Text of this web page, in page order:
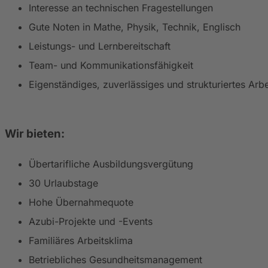
Interesse an technischen Fragestellungen
Gute Noten in Mathe, Physik, Technik, Englisch
Leistungs- und Lernbereitschaft
Team- und Kommunikationsfähigkeit
Eigenständiges, zuverlässiges und strukturiertes
Wir bieten:
Übertarifliche Ausbildungsvergütung
30 Urlaubstage
Hohe Übernahmequote
Azubi-Projekte und -Events
Familiäres Arbeitsklima
Betriebliches Gesundheitsmanagement